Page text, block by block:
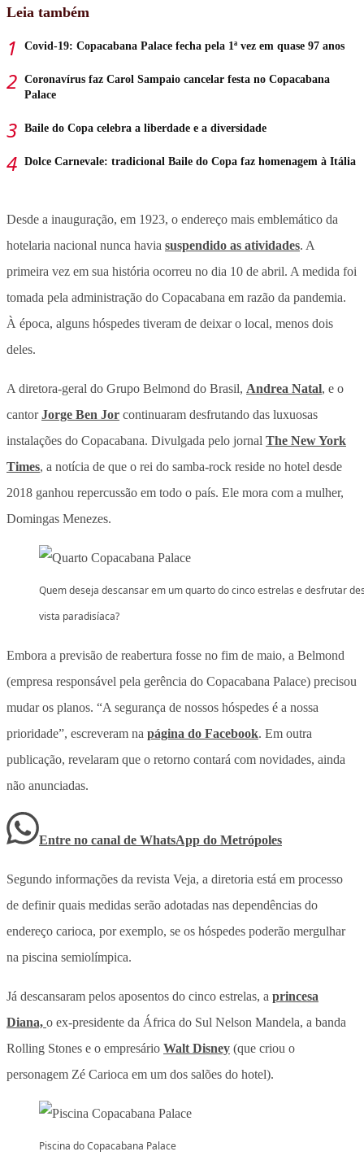
Leia também
Covid-19: Copacabana Palace fecha pela 1ª vez em quase 97 anos
Coronavírus faz Carol Sampaio cancelar festa no Copacabana
Palace
Baile do Copa celebra a liberdade e a diversidade
Dolce Carnevale: tradicional Baile do Copa faz homenagem à Itália
Desde a inauguração, em 1923, o endereço mais emblemático da
hotelaria nacional nunca havia suspendido as atividades. A
primeira vez em sua história ocorreu no dia 10 de abril. A medida foi
tomada pela administração do Copacabana em razão da pandemia.
À época, alguns hóspedes tiveram de deixar o local, menos dois
deles.
A diretora-geral do Grupo Belmond do Brasil, Andrea Natal, e o
cantorJorge Ben Jor continuaram desfrutando das luxuosas
instalações do Copacabana. Divulgada pelo jornal The New York
Times, a notícia de que o rei do samba-rock reside no hotel desde
2018 ganhou repercussão em todo o país. Ele mora com a mulher,
Domingas Menezes.
Quem deseja descansar em um quarto do cinco estrelas e desfrutar
vista paradisíaca?
Embora a previsão de reabertura fosse no fim de maio, a Belmond
(empresa responsável pela gerência do Copacabana Palace) precisou
mudar os planos. “A segurança de nossos hóspedes é a nossa
prioridade”, escreveram na página do Facebook. Em outra
publicação, revelaram que o retorno contará com novidades, ainda
não anunciadas.
Entre no canal de WhatsApp do Metrópoles
Segundo informações da revista Veja, a diretoria está em processo
de definir quais medidas serão adotadas nas dependências do
endereço carioca, por exemplo, se os hóspedes poderão mergulhar
na piscina semiolímpica.
Já descansaram pelos aposentos do cinco estrelas, a princesa
Diana, o ex-presidente da África do Sul Nelson Mandela, a banda
Rolling Stones e o empresário Walt Disney (que criou o
personagem Zé Carioca em um dos salões do hotel).
Piscina do Copacabana Palace